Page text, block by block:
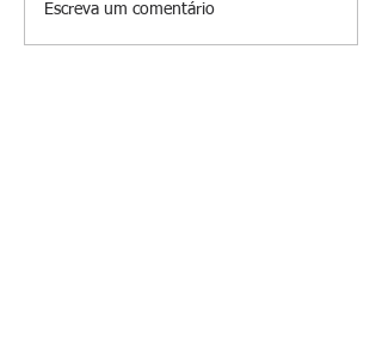
Escreva um comentário